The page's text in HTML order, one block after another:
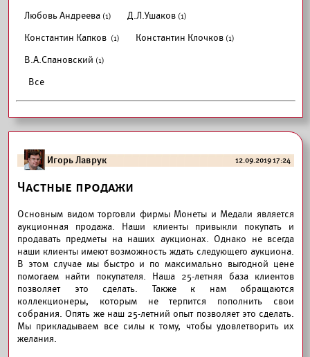
Любовь Андреева (1) Д.Л.Ушаков (1)
Константин Капков (1) Константин Клочков (1)
В.А.Спановский (1)
Все
Игорь Лаврук 12.09.2019 17:24
Частные продажи
Основным видом торговли фирмы Монеты и Медали является
аукционная продажа. Наши клиенты привыкли покупать и
продавать предметы на наших аукционах. Однако не всегда
наши клиенты имеют возможность ждать следующего аукциона.
В этом случае мы быстро и по максимально выгодной цене
помогаем найти покупателя. Наша 25-летняя база клиентов
позволяет это сделать. Также к нам обращаются
коллекционеры, которым не терпится пополнить свои
собрания. Опять же наш 25-летний опыт позволяет это сделать.
Мы прикладываем все силы к тому, чтобы удовлетворить их
желания.